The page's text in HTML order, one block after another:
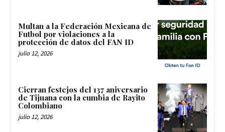
Multan a la Federación Mexicana de
Futbol por violaciones a la
protección de datos del FAN ID
julio 12, 2026
Cierran festejos del 137 aniversario
de Tijuana con la cumbia de Rayito
Colombiano
julio 12, 2026